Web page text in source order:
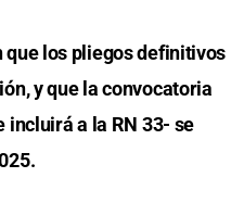
los pliegos definitivos
y que la convocatoria
incluirá a la RN 33- se